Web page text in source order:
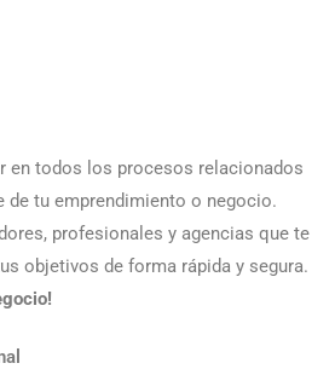
en todos los procesos relacionados
de tu emprendimiento o negocio.
profesionales y agencias que te
objetivos de forma rápida y segura.